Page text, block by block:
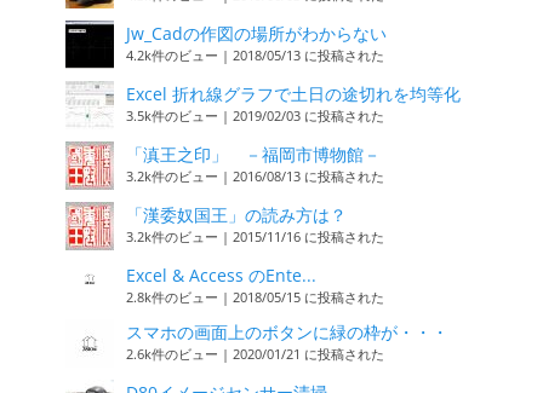
Jw_Cadの作図の場所がわからない
4.2k件のビュー | 2018/05/13 に投稿された
Excel 折れ線グラフで土日の途切れを均等化
3.5k件のビュー | 2019/02/03 に投稿された
「滇王之印」 －福岡市博物館－
3.2k件のビュー | 2016/08/13 に投稿された
「漢委奴国王」の読み方は？
3.2k件のビュー | 2015/11/16 に投稿された
Excel & Access のEnte...
2.8k件のビュー | 2018/05/15 に投稿された
スマホの画面上のボタンに緑の枠が・・・
2.6k件のビュー | 2020/01/21 に投稿された